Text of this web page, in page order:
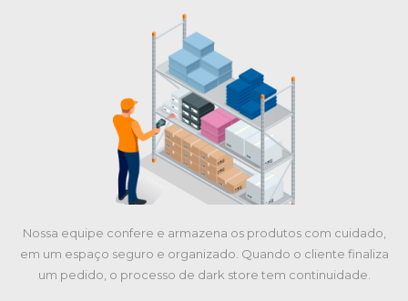
Nossa equipe confere e armazena os produtos com cuidado,
em um espaço seguro e organizado. Quando o cliente finaliza
um pedido, o processo de dark store tem continuidade.